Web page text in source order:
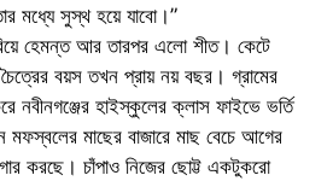
মধ্যে সুস্থ হয়ে যাবো।”
হেমন্ত আর তারপর এলো শীত। কেটে
বয়স তখন প্রায় নয় বছর। গ্রামের
নবীনগঞ্জের হাইস্কুলের ক্লাস ফাইভে ভর্তি
মাছের বাজারে মাছ বেচে আগের
করছে। চাঁপাও নিজের ছোট্ট একটুকরো